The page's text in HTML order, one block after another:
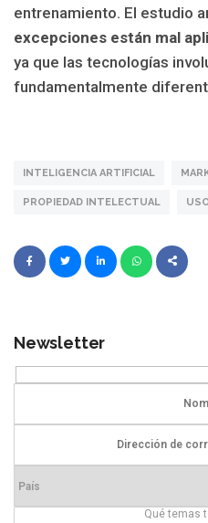
entrenamiento. El estudio
excepciones están mal
ya que las tecnologías
fundamentalmente
INTELIGENCIA ARTIFICIAL
PROPIEDAD INTELECTUAL
Newsletter